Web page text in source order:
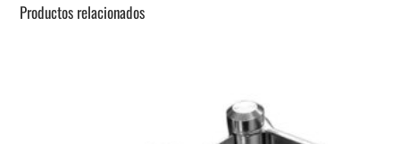
Productos relacionados